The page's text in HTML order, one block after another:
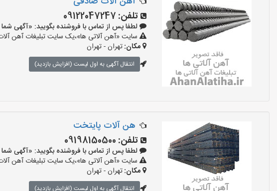
تلفن: 09122047247
لطفا پس از تماس با فروشنده بگویید: «آگهی شما را در
سایت «آهن آلاتی ها»،یک سایت تبلیغات آهن
مکان:تهران - تهران
انتقال آگهی به اول لیست (افزایش بازدید)
هن آلات پایتخت
تلفن: 09198150500
لطفا پس از تماس با فروشنده بگویید: «آگهی شما را در
سایت «آهن آلاتی ها»،یک سایت تبلیغات آهن
مکان:تهران - تهران
انتقال آگهی به اول لیست (افزایش بازدید)